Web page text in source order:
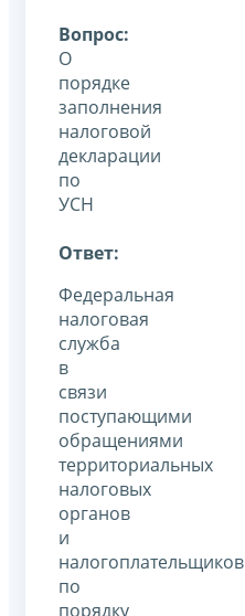
Вопрос:
О
порядке
заполнения
налоговой
декларации
по
УСН
Ответ:
Федеральная
налоговая
служба
в
связи
поступающими
обращениями
территориальных
налоговых
органов
и
налогоплательщиков
по
порядку